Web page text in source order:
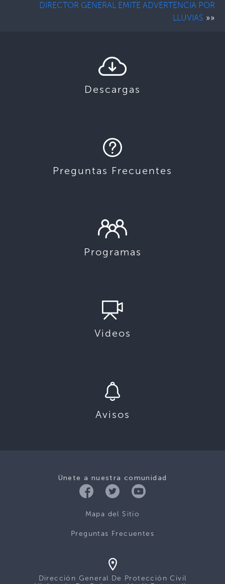
DIRECTOR GENERAL EMITE ADVERTENCIA POR
LLUVIAS »»
Descargas
Preguntas Frecuentes
Programas
Videos
Avisos
Únete a nuestra comunidad
Mapa del Sitio
Preguntas Frecuentes
Dirección General De Protección Civil